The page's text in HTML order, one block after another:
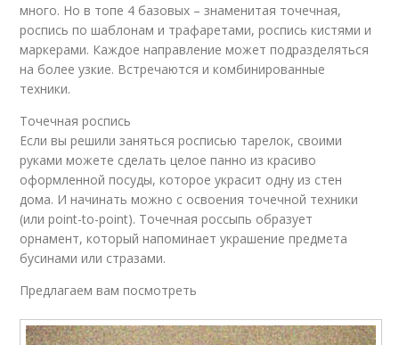
много. Но в топе 4 базовых – знаменитая точечная,
роспись по шаблонам и трафаретами, роспись кистями и
маркерами. Каждое направление может подразделяться
на более узкие. Встречаются и комбинированные
техники.
Точечная роспись
Если вы решили заняться росписью тарелок, своими
руками можете сделать целое панно из красиво
оформленной посуды, которое украсит одну из стен
дома. И начинать можно с освоения точечной техники
(или point-to-point). Точечная россыпь образует
орнамент, который напоминает украшение предмета
бусинами или стразами.
Предлагаем вам посмотреть